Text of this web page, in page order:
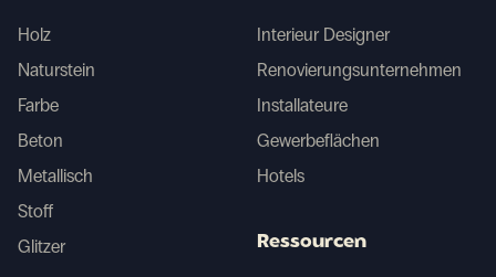
Holz
Naturstein
Farbe
Beton
Metallisch
Stoff
Glitzer
Interieur Designer
Renovierungsunternehmen
Installateure
Gewerbeflächen
Hotels
Ressourcen